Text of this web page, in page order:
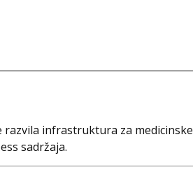
razvila infrastruktura za
sadržaja.